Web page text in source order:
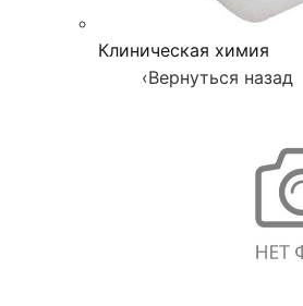
Клиническая химия
‹Вернуться назад